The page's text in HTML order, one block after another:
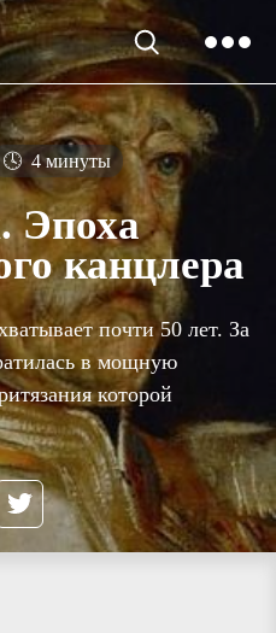
🕓 4 минуты
Эпоха
канцлера
почти 50 лет. За
в мощную
которой